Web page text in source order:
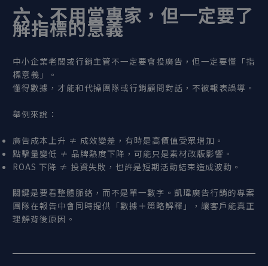
六、不用當專家，但一定要了
解指標的意義
中小企業老闆或行銷主管不一定要會投廣告，但一定要懂「指
標意義」。
懂得數據，才能和代操團隊或行銷顧問對話，不被報表誤導。
舉例來說：
廣告成本上升 ≠ 成效變差，有時是高價值受眾增加。
點擊量變低 ≠ 品牌熱度下降，可能只是素材改版影響。
ROAS 下降 ≠ 投資失敗，也許是短期活動結束造成波動。
關鍵是要看整體脈絡，而不是單一數字。凱瑋廣告行銷的專案
團隊在報告中會同時提供「數據＋策略解釋」，讓客戶能真正
理解背後原因。